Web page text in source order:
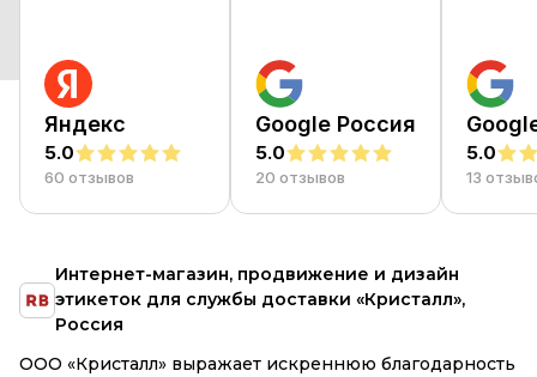
Яндекс
5.0
60 отзывов
Google Россия
5.0
20 отзывов
5.0
13
продвижение и дизайн
доставки «Кристалл»,
искреннюю благодарность
Разработка
воды ТМ
Заказывали у них